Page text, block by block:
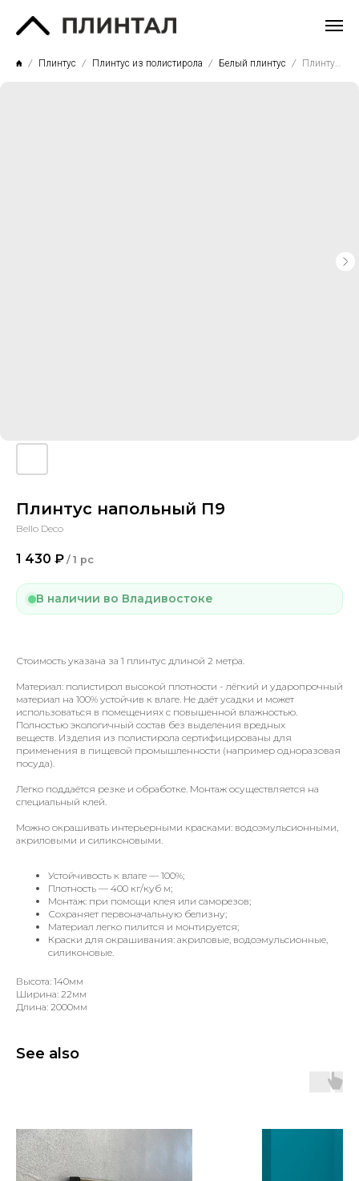
Плинтус Плинтус из полистирола Белый плинтус
Плинтус напольный П9
Bello Deco
1 430 ₽ / 1 pc
В наличии во Владивостоке
Стоимость указана за 1 плинтус длиной 2 метра.
Материал: полистирол высокой плотности - лёгкий и ударопрочный
материал на 100% устойчив к влаге. Не даёт усадки и может
использоваться в помещениях с повышенной влажностью.
Полностью экологичный состав без выделения вредных
веществ. Изделия из полистирола сертифицированы для
применения в пищевой промышленности (например одноразовая
посуда).
Легко поддаётся резке и обработке. Монтаж осуществляется на
специальный клей.
Можно окрашивать интерьерными красками: водоэмульсионными,
акриловыми и силиконовыми.
Устойчивость к влаге — 100%;
Плотность — 400 кг/куб м;
Монтаж: при помощи клея или саморезов;
Сохраняет первоначальную белизну;
Материал легко пилится и монтируется;
Краски для окрашивания: акриловые, водоэмульсионные,
силиконовые.
Высота: 140мм
Ширина: 22мм
Длина: 2000мм
See also